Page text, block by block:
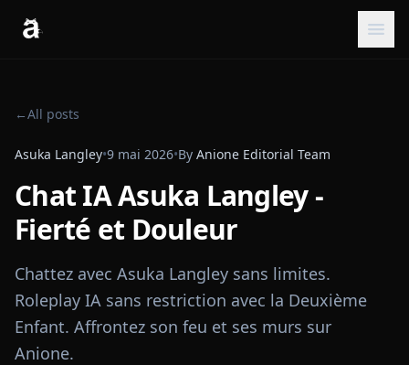
←All posts
Asuka Langley•9 mai 2026•By Anione Editorial Team
Chat IA Asuka Langley -
Fierté et Douleur
Chattez avec Asuka Langley sans limites.
Roleplay IA sans restriction avec la Deuxième
Enfant. Affrontez son feu et ses murs sur
Anione.